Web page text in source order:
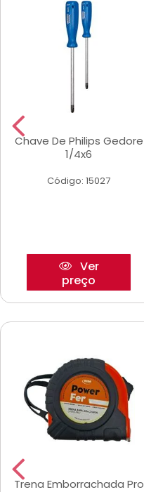
Chave De Philips Gedore
1/4x6
Código: 15027
Ver
preço
Trena Emborrachada Pro